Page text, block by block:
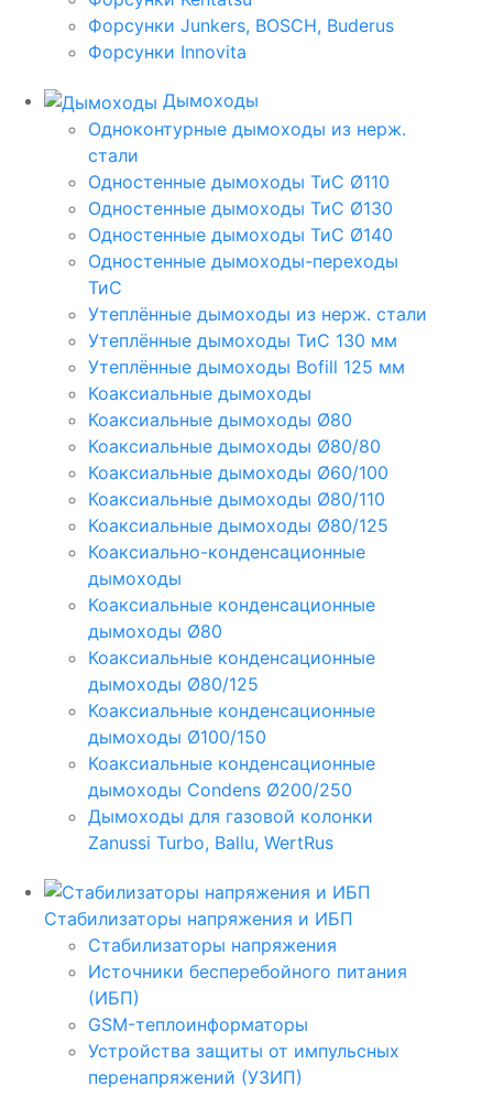
Форсунки Junkers, BOSCH, Buderus
Форсунки Innovita
Дымоходы
Одноконтурные дымоходы из нерж.
стали
Одностенные дымоходы ТиС Ø110
Одностенные дымоходы ТиС Ø130
Одностенные дымоходы ТиС Ø140
Одностенные дымоходы-переходы
ТиС
Утеплённые дымоходы из нерж. стали
Утеплённые дымоходы ТиС 130 мм
Утеплённые дымоходы Bofill 125 мм
Коаксиальные дымоходы
Коаксиальные дымоходы Ø80
Коаксиальные дымоходы Ø80/80
Коаксиальные дымоходы Ø60/100
Коаксиальные дымоходы Ø80/110
Коаксиальные дымоходы Ø80/125
Коаксиально-конденсационные
дымоходы
Коаксиальные конденсационные
дымоходы Ø80
Коаксиальные конденсационные
дымоходы Ø80/125
Коаксиальные конденсационные
дымоходы Ø100/150
Коаксиальные конденсационные
дымоходы Condens Ø200/250
Дымоходы для газовой колонки
Zanussi Turbo, Ballu, WertRus
Стабилизаторы напряжения и ИБП
Стабилизаторы напряжения
Источники бесперебойного питания
(ИБП)
GSM-теплоинформаторы
Устройства защиты от импульсных
перенапряжений (УЗИП)